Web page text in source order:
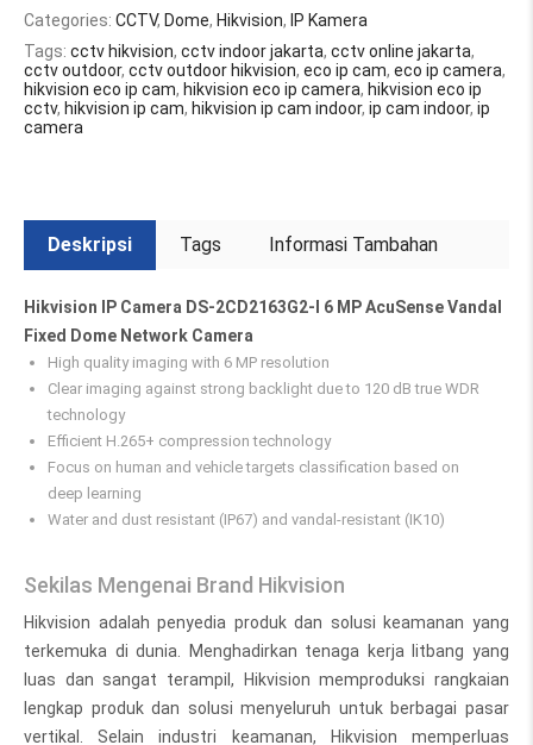
Categories: CCTV, Dome, Hikvision, IP Kamera
Tags: cctv hikvision, cctv indoor jakarta, cctv online jakarta,
cctv outdoor, cctv outdoor hikvision, eco ip cam, eco ip camera,
hikvision eco ip cam, hikvision eco ip camera, hikvision eco ip
cctv, hikvision ip cam, hikvision ip cam indoor, ip cam indoor, ip
camera
Deskripsi Tags Informasi Tambahan
Hikvision IP Camera DS-2CD2163G2-I 6 MP AcuSense Vandal
Fixed Dome Network Camera
High quality imaging with 6 MP resolution
Clear imaging against strong backlight due to 120 dB true WDR
technology
Efficient H.265+ compression technology
Focus on human and vehicle targets classification based on
deep learning
Water and dust resistant (IP67) and vandal-resistant (IK10)
Sekilas Mengenai Brand Hikvision
Hikvision adalah penyedia produk dan solusi keamanan yang
terkemuka di dunia. Menghadirkan tenaga kerja litbang yang
luas dan sangat terampil, Hikvision memproduksi rangkaian
lengkap produk dan solusi menyeluruh untuk berbagai pasar
vertikal. Selain industri keamanan, Hikvision memperluas